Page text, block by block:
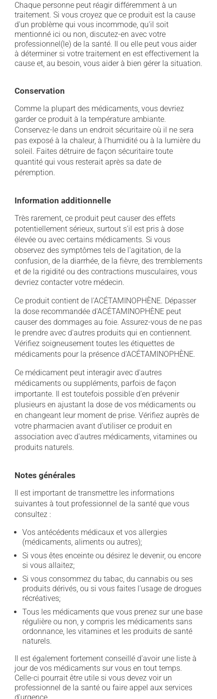
Chaque personne peut réagir différemment à un
traitement. Si vous croyez que ce produit est la cause
d'un problème qui vous incommode, qu'il soit
mentionné ici ou non, discutez-en avec votre
professionnel(le) de la santé. Il ou elle peut vous aider
à déterminer si votre traitement en est effectivement la
cause et, au besoin, vous aider à bien gérer la situation.
Conservation
Comme la plupart des médicaments, vous devriez
garder ce produit à la température ambiante.
Conservez-le dans un endroit sécuritaire où il ne sera
pas exposé à la chaleur, à l'humidité ou à la lumière du
soleil. Faites détruire de façon sécuritaire toute
quantité qui vous resterait après sa date de
péremption.
Information additionnelle
Très rarement, ce produit peut causer des effets
potentiellement sérieux, surtout s'il est pris à dose
élevée ou avec certains médicaments. Si vous
observez des symptômes tels de l'agitation, de la
confusion, de la diarrhée, de la fièvre, des tremblements
et de la rigidité ou des contractions musculaires, vous
devriez contacter votre médecin.
Ce produit contient de l'ACÉTAMINOPHÈNE. Dépasser
la dose recommandée d'ACÉTAMINOPHÈNE peut
causer des dommages au foie. Assurez-vous de ne pas
le prendre avec d'autres produits qui en contiennent.
Vérifiez soigneusement toutes les étiquettes de
médicaments pour la présence d'ACÉTAMINOPHÈNE.
Ce médicament peut interagir avec d'autres
médicaments ou suppléments, parfois de façon
importante. Il est toutefois possible d'en prévenir
plusieurs en ajustant la dose de vos médicaments ou
en changeant leur moment de prise. Vérifiez auprès de
votre pharmacien avant d'utiliser ce produit en
association avec d'autres médicaments, vitamines ou
produits naturels.
Notes générales
Il est important de transmettre les informations
suivantes à tout professionnel de la santé que vous
consultez :
Vos antécédents médicaux et vos allergies
(médicaments, aliments ou autres);
Si vous êtes enceinte ou désirez le devenir, ou encore
si vous allaitez;
Si vous consommez du tabac, du cannabis ou ses
produits dérivés, ou si vous faites l'usage de drogues
récréatives;
Tous les médicaments que vous prenez sur une base
régulière ou non, y compris les médicaments sans
ordonnance, les vitamines et les produits de santé
naturels.
Il est également fortement conseillé d'avoir une liste à
jour de vos médicaments sur vous en tout temps.
Celle-ci pourrait être utile si vous devez voir un
professionnel de la santé ou faire appel aux services